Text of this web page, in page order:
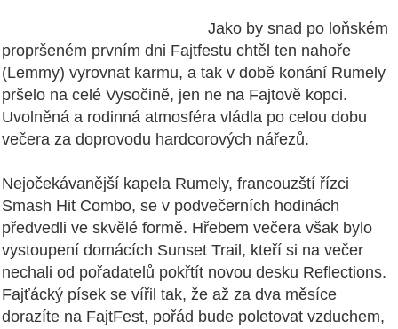
Jako by snad po loňském
propršeném prvním dni Fajtfestu chtěl ten nahoře
(Lemmy) vyrovnat karmu, a tak v době konání Rumely
pršelo na celé Vysočině, jen ne na Fajtově kopci.
Uvolněná a rodinná atmosféra vládla po celou dobu
večera za doprovodu hardcorových nářezů.
Nejočekávanější kapela Rumely, francouzští řízci
Smash Hit Combo, se v podvečerních hodinách
předvedli ve skvělé formě. Hřebem večera však bylo
vystoupení domácích Sunset Trail, kteří si na večer
nechali od pořadatelů pokřtít novou desku Reflections.
Fajťácký písek se vířil tak, že až za dva měsíce
dorazíte na FajtFest, pořád bude poletovat vzduchem,